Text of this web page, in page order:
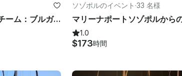
ビバノー・フィッシング・チーム：ブルガス湾周辺の4時間のフィッシング・トリップ
ソゾポルのイベント ·33 名様
1.0
$173時間